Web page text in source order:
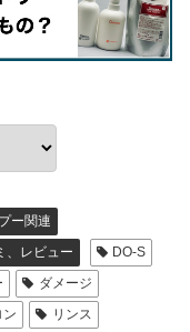
ー関連
、レビュー
DO-S
ダメージ
ン
リンス